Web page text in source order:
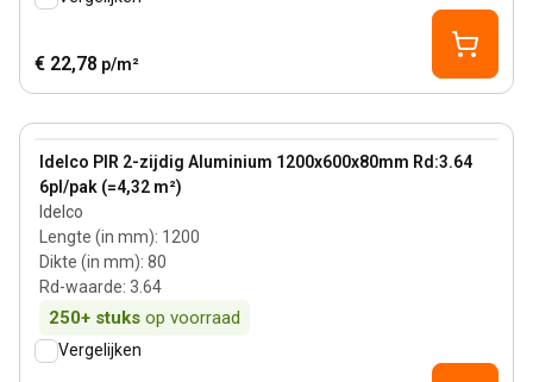
€ 22,78 p/m²
Idelco PIR 2-zijdig Aluminium 1200x600x80mm Rd:3.64
6pl/pak (=4,32 m²)
Idelco
Lengte (in mm): 1200
Dikte (in mm): 80
Rd-waarde: 3.64
250+ stuks op voorraad
View product
Vergelijken